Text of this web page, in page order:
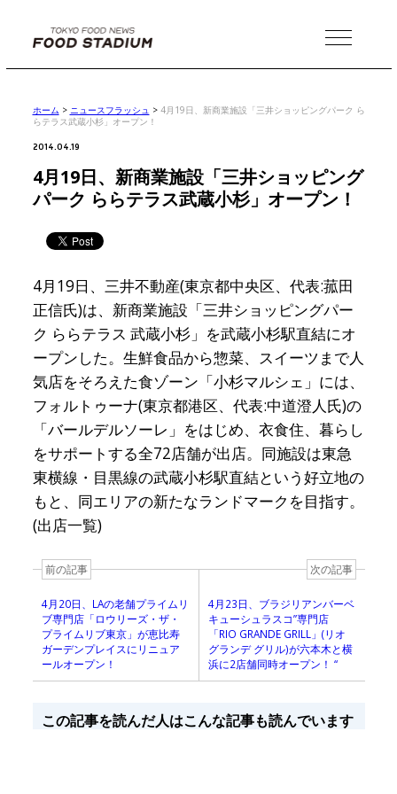
MENU
ホーム > ニュースフラッシュ > 4月19日、新商業施設「三井ショッピングパーク ら
らテラス武蔵小杉」オープン！
2014.04.19
4月19日、新商業施設「三井ショッピング
パーク ららテラス武蔵小杉」オープン！
4月19日、三井不動産(東京都中央区、代表:菰田
正信氏)は、新商業施設「三井ショッピングパー
ク ららテラス 武蔵小杉」を武蔵小杉駅直結にオ
ープンした。生鮮食品から惣菜、スイーツまで人
気店をそろえた食ゾーン「小杉マルシェ」には、
フォルトゥーナ(東京都港区、代表:中道澄人氏)の
「バールデルソーレ」をはじめ、衣食住、暮らし
をサポートする全72店舗が出店。同施設は東急
東横線・目黒線の武蔵小杉駅直結という好立地の
もと、同エリアの新たなランドマークを目指す。
(出店一覧)
前の記事
4月20日、LAの老舗プライムリ
ブ専門店「ロウリーズ・ザ・
プライムリブ東京」が恵比寿
ガーデンプレイスにリニュア
ールオープン！
次の記事
4月23日、ブラジリアンバーベ
キューシュラスコ”専門店
「RIO GRANDE GRILL」(リオ
グランデ グリル)が六本木と横
浜に2店舗同時オープン！ “
この記事を読んだ人はこんな記事も読んでいます